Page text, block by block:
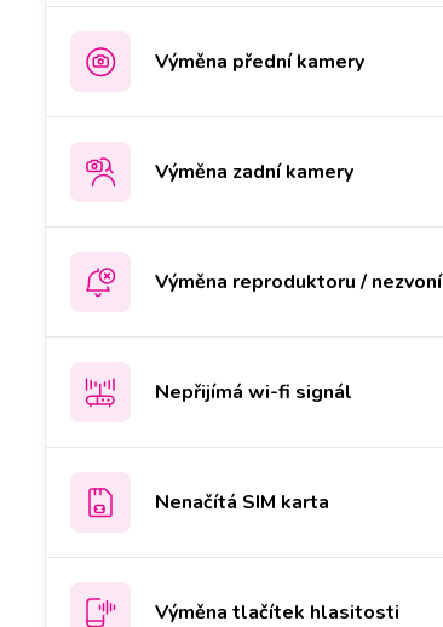
Výměna přední kamery
Výměna zadní kamery
Výměna reproduktoru / nezvoní
Nepřijímá wi-fi signál
Nenačítá SIM karta
Výměna tlačítek hlasitosti